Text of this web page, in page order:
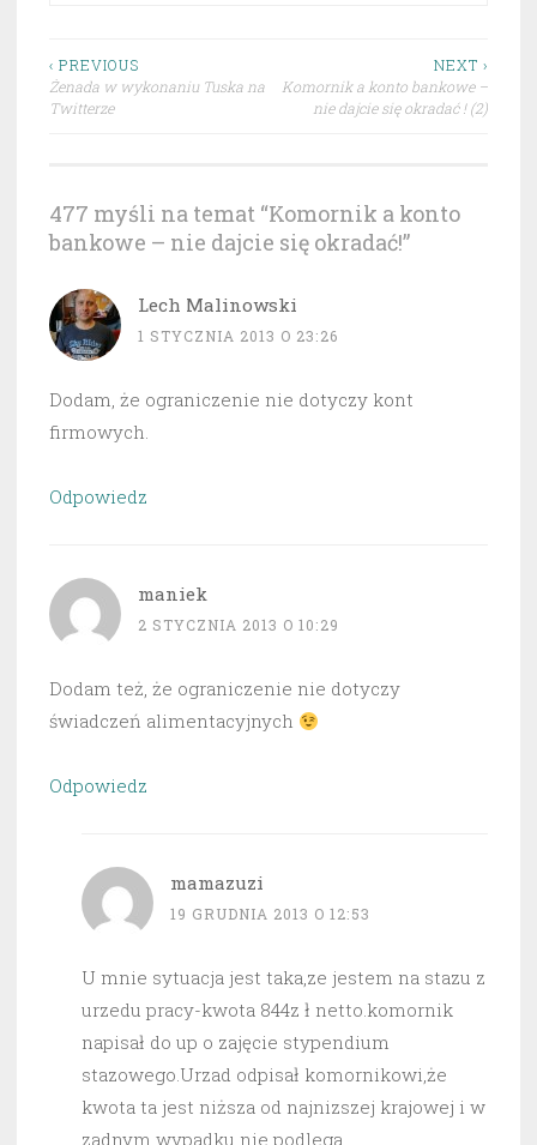
Nawigacja
wpisu
‹ PREVIOUS
Żenada w wykonaniu Tuska na
Twitterze
NEXT ›
Komornik a konto bankowe –
nie dajcie się okradać ! (2)
477 myśli na temat “Komornik a konto
bankowe – nie dajcie się okradać!”
Lech Malinowski
1 STYCZNIA 2013 O 23:26
Dodam, że ograniczenie nie dotyczy kont
firmowych.
Odpowiedz
maniek
2 STYCZNIA 2013 O 10:29
Dodam też, że ograniczenie nie dotyczy
świadczeń alimentacyjnych
Odpowiedz
mamazuzi
19 GRUDNIA 2013 O 12:53
U mnie sytuacja jest taka,ze jestem na stazu z
urzedu pracy-kwota 844z ł netto.komornik
napisał do up o zajęcie stypendium
stazowego.Urzad odpisał komornikowi,że
kwota ta jest niższa od najnizszej krajowej i w
zadnym wypadku nie podlega